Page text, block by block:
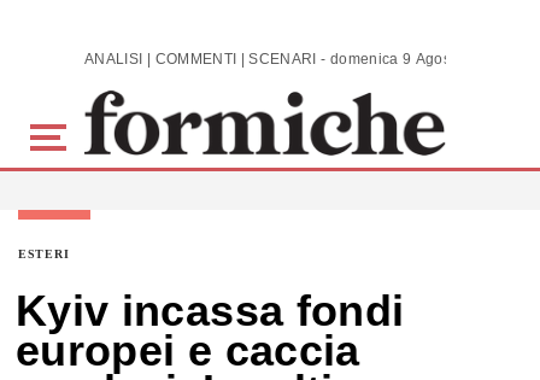
Skip to main content ANALISI | COMMENTI | SCENARI - domenica 9 Agosto 2026
ESTERI
Kyiv incassa fondi
europei e caccia